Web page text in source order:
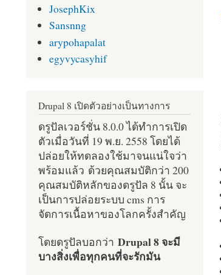
JosephKix
Sansnng
arypohapalat
egyvycasyhif
Drupal 8 เปิดตัวอย่างเป็นทางการ
ดรูปัลเวอร์ชั่น 8.0.0 ได้ทำการเปิด
ตัวเมื่อวันที่ 19 พ.ย. 2558 โดยได้
ปล่อยให้ทดลองใช้มาจนแน่ใจว่า
พร้อมแล้ว ด้วยคุณสมบัติกว่า 200
คุณสมบัติหลักของดรูปัล 8 นั้น จะ
เป็นการปล่อยระบบ cms การ
จัดการเนื้อหาของโลกครั้งสำคัญ
โดยดรูปัลบอกว่า Drupal 8 จะมี
บางสิ่งเพื่อทุกคนที่จะรักมัน